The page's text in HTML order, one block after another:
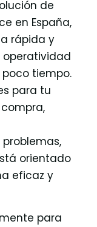
de
en España,
rápida y
operatividad
tiempo.
para tu
orientado
eficaz y
para